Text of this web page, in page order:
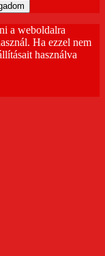
a weboldalra
Ha ezzel nem
használva